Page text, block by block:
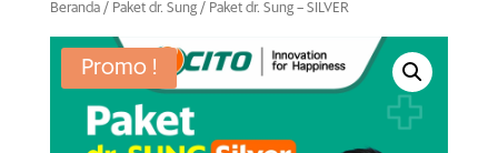
Beranda/ Paket dr. Sung/ Paket dr. Sung – SILVER
Promo !